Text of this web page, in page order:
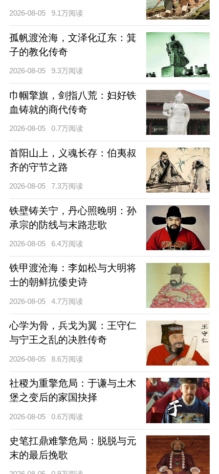
2026-08-05 9.1万阅读
孤帆渡沧海，文泽化辽东：箕
子的教化传奇
2026-08-05 9.3万阅读
巾帼擎旗，剑指八荒：妇好铁
血铸就的商代传奇
2026-08-05 0.7万阅读
首阳山上，义魂长存：伯夷叔
齐的守节之路
2026-08-05 7.3万阅读
铁壁铸关宁，丹心照晚明：孙
承宗的防线与末路悲歌
2026-08-05 6.4万阅读
铁甲渡沧海：李如松与大明将
士的朝鲜抗倭史诗
2026-08-05 4.7万阅读
心学为骨，兵戈为翼：王守仁
与宁王之乱的决胜传奇
2026-08-05 8.6万阅读
社稷为重擎危局：于谦与土木
堡之变后的家国抉择
2026-08-05 0.6万阅读
史笔扛鼎难擎危局：脱脱与元
末的最后挽歌